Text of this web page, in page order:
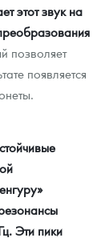
этот звук на
позволяет
появляется
Эти пики